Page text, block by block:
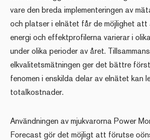
vare den breda implementeringen av
och platser i elnätet får de möjlighet att
energi och effektprofilerna varierar i
under olika perioder av året.
elkvalitetsmätningen ger det bättre
fenomen i enskilda delar av elnätet kan
totalkostnader.
Användningen av mjukvarorna Power
Forecast gör det möjligt att förutse